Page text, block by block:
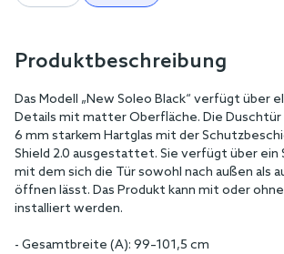
Produktbeschreibung
Das Modell „New Soleo Black“ verfügt über
Details mit matter Oberfläche. Die
6 mm starkem Hartglas mit der
Shield 2.0 ausgestattet. Sie verfügt über ein
mit dem sich die Tür sowohl nach außen als
öffnen lässt. Das Produkt kann mit oder
installiert werden.
- Gesamtbreite (A): 99–101,5 cm